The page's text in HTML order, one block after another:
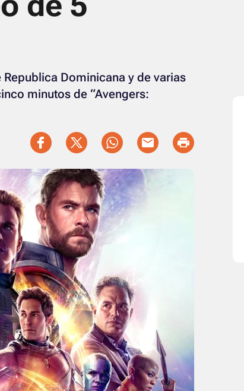
Dominicana y de varias
minutos de “Avengers: